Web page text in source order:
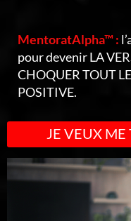
MentoratAlpha™ :
pour devenir LA
CHOQUER TOUT
POSITIVE.
JE VEUX